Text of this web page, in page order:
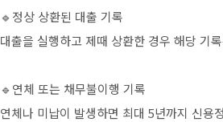
🔹정상 상환된 대출 기록
대출을 실행하고 제때 상환한 경우 해당 기
🔹연체 또는 채무불이행 기록
연체나 미납이 발생하면 최대 5년까지 신용